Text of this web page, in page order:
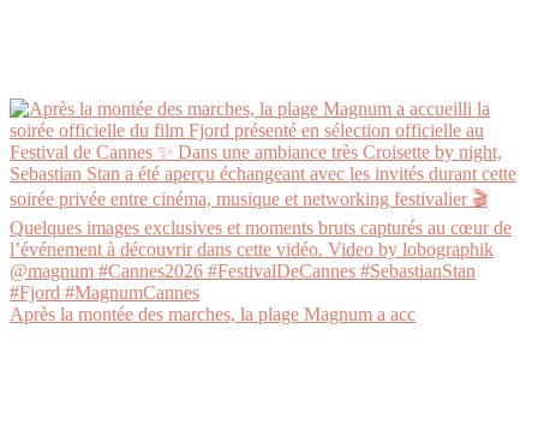
Après la montée des marches, la plage Magnum a acc